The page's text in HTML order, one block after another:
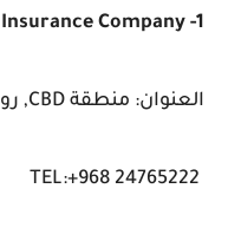
1- Oman & Qatar Insurance Company
العنوان: منطقة CBD, روي, مسقط